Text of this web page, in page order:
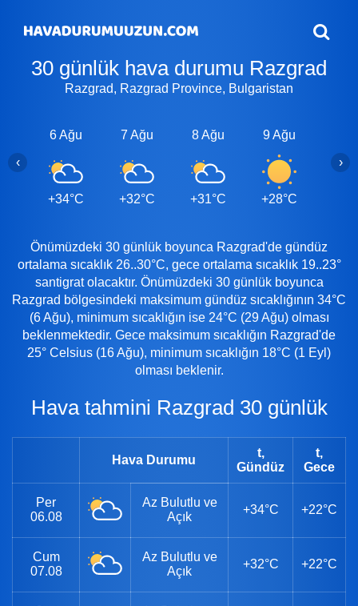
30 günlük hava durumu Razgrad
Razgrad, Razgrad Province, Bulgaristan
6 Ağu
+34°C
7 Ağu
+32°C
8 Ağu
+31°C
9 Ağu
+28°C
‹ ›
Önümüzdeki 30 günlük boyunca Razgrad'de gündüz
ortalama sıcaklık 26..30°C, gece ortalama sıcaklık 19..23°
santigrat olacaktır. Önümüzdeki 30 günlük boyunca
Razgrad bölgesindeki maksimum gündüz sıcaklığının 34°C
(6 Ağu), minimum sıcaklığın ise 24°C (29 Ağu) olması
beklenmektedir. Gece maksimum sıcaklığın Razgrad'de
25° Celsius (16 Ağu), minimum sıcaklığın 18°C (1 Eyl)
olması beklenir.
Hava tahmini Razgrad 30 günlük
Hava Durumu
t,
Gündüz
t,
Gece
Per
06.08
Az Bulutlu ve
Açık
+34°C +22°C
Cum
07.08
Az Bulutlu ve
Açık
+32°C +22°C